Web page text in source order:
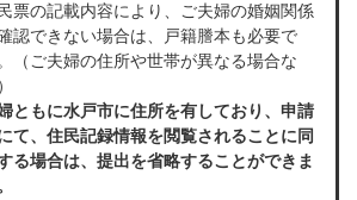
票の記載内容により、ご夫婦の婚姻関係
認できない場合は、戸籍謄本も必要で
（ご夫婦の住所や世帯が異なる場合な
ともに水戸市に住所を有しており、申請
て、住民記録情報を閲覧されることに同
る場合は、提出を省略することができま